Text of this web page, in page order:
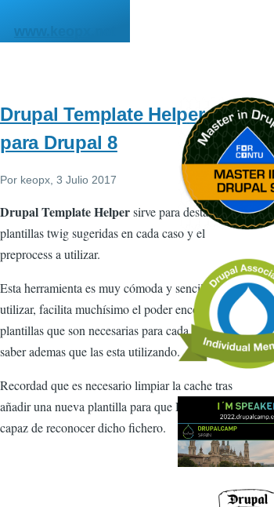
www.keopx.net
Drupal Template Helper
para Drupal 8
Por keopx , 3 Julio 2017
Drupal Template Helpersirve para destacar las
plantillas twig sugeridas en cada caso y el
preprocess a utilizar.
Esta herramienta es muy cómoda y sencilla de
utilizar, facilita muchísimo el poder encontrar las
plantillas que son necesarias para cada caso y
saber ademas que las esta utilizando.
Recordad que es necesario limpiar la cache tras
añadir una nueva plantilla para que Drupal sea
capaz de reconocer dicho fichero.